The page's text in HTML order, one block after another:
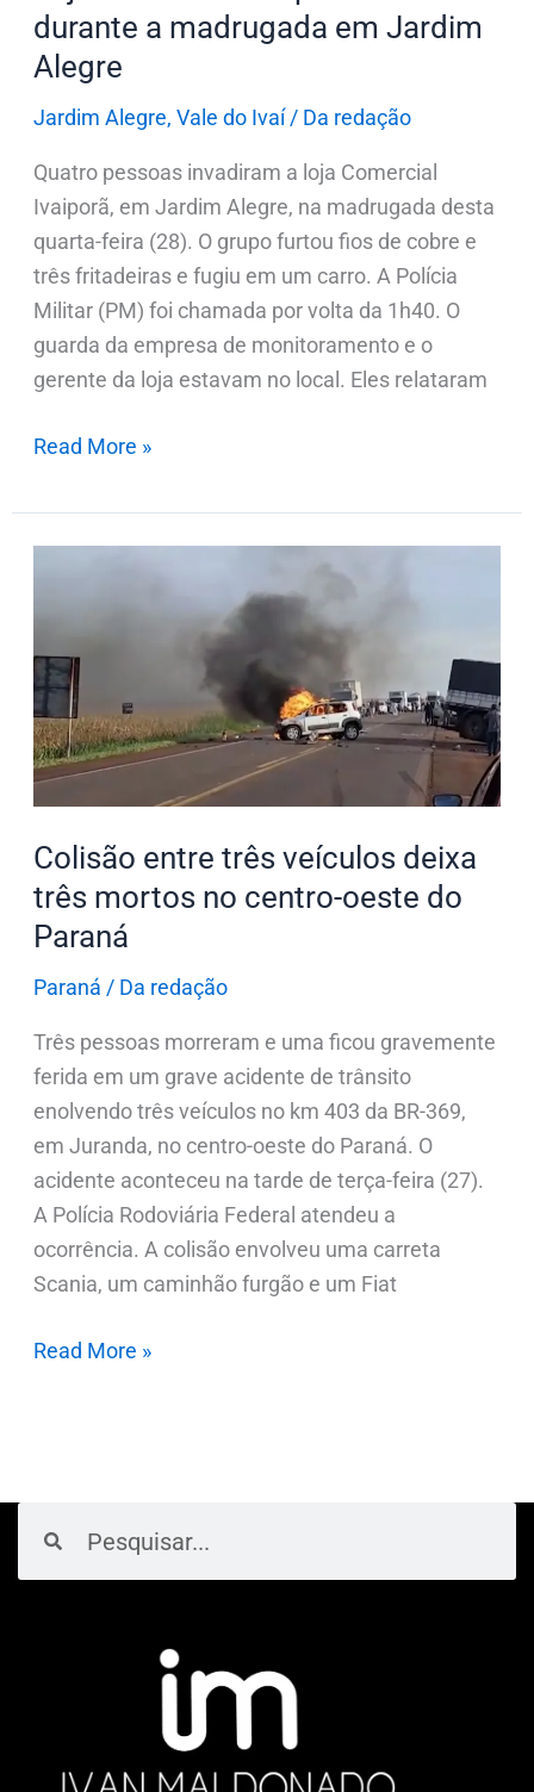
durante a madrugada em Jardim
Alegre
Jardim Alegre, Vale do Ivaí/ Da redação
Quatro pessoas invadiram a loja Comercial
Ivaiporã, em Jardim Alegre, na madrugada desta
quarta-feira (28). O grupo furtou fios de cobre e
três fritadeiras e fugiu em um carro. A Polícia
Militar (PM) foi chamada por volta da 1h40. O
guarda da empresa de monitoramento e o
gerente da loja estavam no local. Eles relataram
Alegre
Read More »
Colisão entre três veículos deixa
três mortos no centro-oeste do
Paraná
Paraná / Da redação
Três pessoas morreram e uma ficou gravemente
ferida em um grave acidente de trânsito
enolvendo três veículos no km 403 da BR-369,
em Juranda, no centro-oeste do Paraná. O
acidente aconteceu na tarde de terça-feira (27).
A Polícia Rodoviária Federal atendeu a
ocorrência. A colisão envolveu uma carreta
Scania, um caminhão furgão e um Fiat
veículos
deixa
três
mortos
no
oeste
do
Paraná
Read More »